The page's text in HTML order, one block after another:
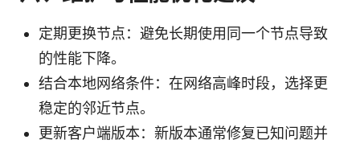
定期更换节点：避免长期使用同一个节点导致
的性能下降。
结合本地网络条件：在网络高峰时段，选择更
稳定的邻近节点。
更新客户端版本：新版本通常修复已知问题并